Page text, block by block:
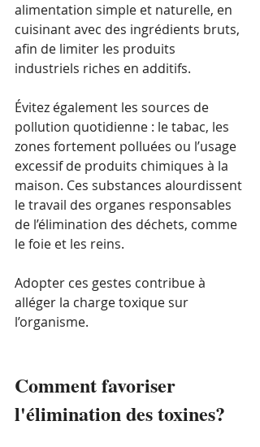
alimentation simple et naturelle, en
cuisinant avec des ingrédients bruts,
afin de limiter les produits
industriels riches en additifs.
Évitez également les sources de
pollution quotidienne : le tabac, les
zones fortement polluées ou l’usage
excessif de produits chimiques à la
maison. Ces substances alourdissent
le travail des organes responsables
de l’élimination des déchets, comme
le foie et les reins.
Adopter ces gestes contribue à
alléger la charge toxique sur
l’organisme.
Comment favoriser
l'élimination des toxines?